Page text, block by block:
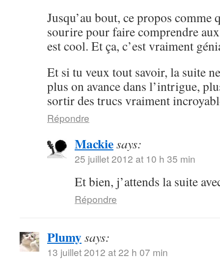
Jusqu’au bout, ce propos comme
sourire pour faire comprendre
est cool. Et ça, c’est vraiment
Et si tu veux tout savoir, la suite
plus on avance dans l’intrigue,
sortir des trucs vraiment
Répondre
Mackiesays:
25 juillet 2012 at 10 h 35 min
Et bien, j’attends la suite
Répondre
Plumysays:
13 juillet 2012 at 22 h 07 min